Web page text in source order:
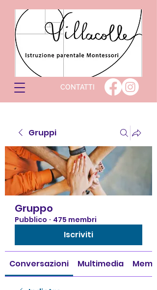
CONTATTI
Gruppi
Gruppo
Pubblico · 475 membri
Iscriviti
Conversazioni Multimedia